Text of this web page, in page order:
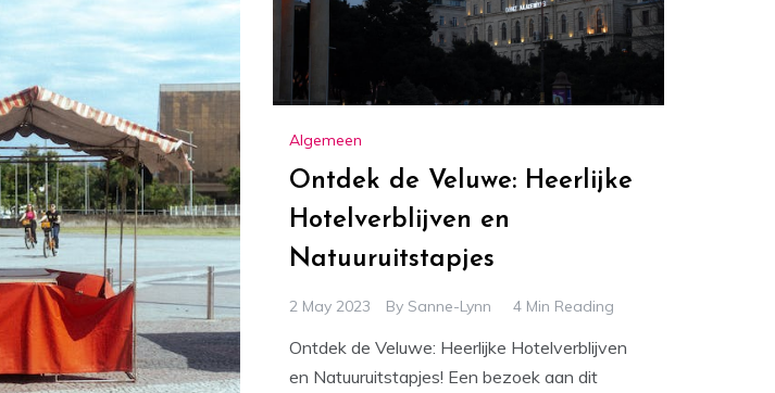
Algemeen
Ontdek de Veluwe: Heerlijke
Hotelverblijven en
Natuuruitstapjes
2 May 2023 By Sanne-Lynn 4 Min Reading
Ontdek de Veluwe: Heerlijke Hotelverblijven
en Natuuruitstapjes! Een bezoek aan dit